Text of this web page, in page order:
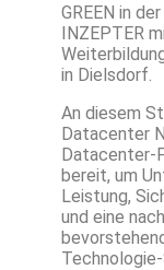
GREEN in
INZEPTER
in Dielsdorf.
An diesem
Datacenter
Datacenter-
bereit, um
Leistung,
und eine